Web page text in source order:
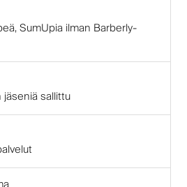
SumUpia ilman Barberly-
jäseniä sallittu